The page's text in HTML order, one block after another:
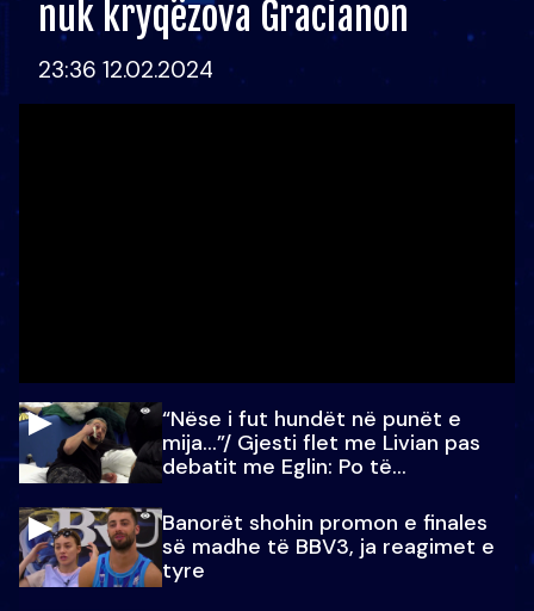
nuk kryqëzova Gracianon
23:36 12.02.2024
“Nëse i fut hundët në punët e
mija…”/ Gjesti flet me Livian pas
debatit me Eglin: Po të
Banorët shohin promon e finales
së madhe të BBV3, ja reagimet e
tyre